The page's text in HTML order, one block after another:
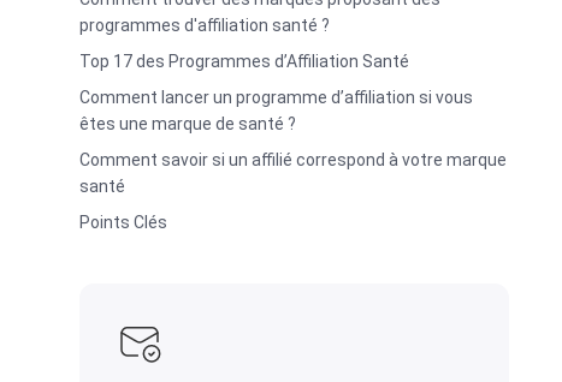
programmes d'affiliation santé ?
Top 17 des Programmes d’Affiliation Santé
Comment lancer un programme d’affiliation si vous
êtes une marque de santé ?
Comment savoir si un affilié correspond à votre marque
santé
Points Clés